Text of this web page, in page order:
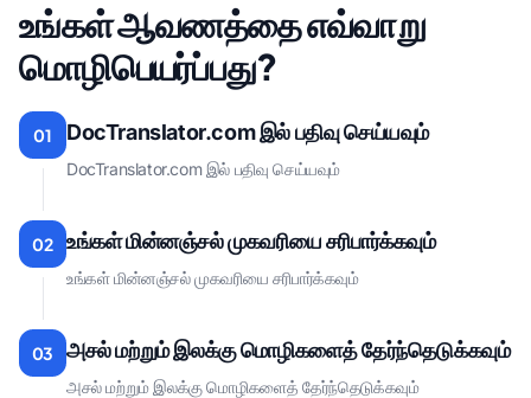
உங்கள் ஆவணத்தை எவ்வாறு
மொழிபெயர்ப்பது?
01 DocTranslator.com இல் பதிவு செய்யவும்
DocTranslator.com இல் பதிவு செய்யவும்
02 உங்கள் மின்னஞ்சல் முகவரியை சரிபார்க்கவும்
உங்கள் மின்னஞ்சல் முகவரியை சரிபார்க்கவும்
03 அசல் மற்றும் இலக்கு மொழிகளைத் தேர்ந்தெடுக்கவும்
அசல் மற்றும் இலக்கு மொழிகளைத் தேர்ந்தெடுக்கவும்